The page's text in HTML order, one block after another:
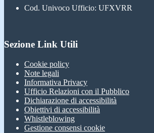
Cod. Univoco Ufficio: UFXVRR
Sezione Link Utili
Cookie policy
Note legali
Informativa Privacy
Ufficio Relazioni con il Pubblico
Dichiarazione di accessibilità
Obiettivi di accessibilità
Whistleblowing
Gestione consensi cookie